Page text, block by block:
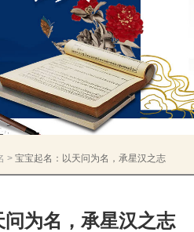
> 宝宝起名：以天问为名，承星汉之志
为名，承星汉之志